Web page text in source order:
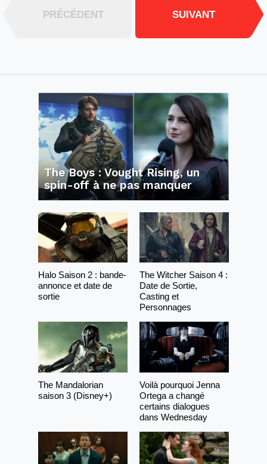
PRÉCÉDENT SUIVANT
The Boys : Vought Rising, un
spin-off à ne pas manquer
Halo Saison 2 : bande-
annonce et date de
sortie
The Witcher Saison 4 :
Date de Sortie,
Casting et
Personnages
The Mandalorian
saison 3 (Disney+)
Voilà pourquoi Jenna
Ortega a changé
certains dialogues
dans Wednesday